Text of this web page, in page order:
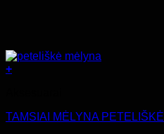
+
TAMSIAI MĖLYNA PETELIŠKĖ